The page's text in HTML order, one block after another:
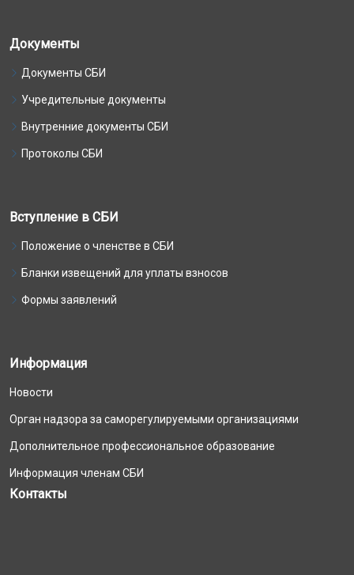
Документы
Документы СБИ
Учредительные документы
Внутренние документы СБИ
Протоколы СБИ
Вступление в СБИ
Положение о членстве в СБИ
Бланки извещений для уплаты взносов
Формы заявлений
Информация
Новости
Орган надзора за саморегулируемыми организациями
Дополнительное профессиональное образование
Информация членам СБИ
Контакты